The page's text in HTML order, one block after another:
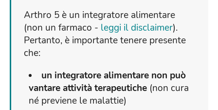
Arthro 5 è un integratore alimentare
(non un farmaco - leggi il disclaimer).
Pertanto, è importante tenere presente
che:
un integratore alimentare non può
vantare attività terapeutiche (non cura
né previene le malattie)